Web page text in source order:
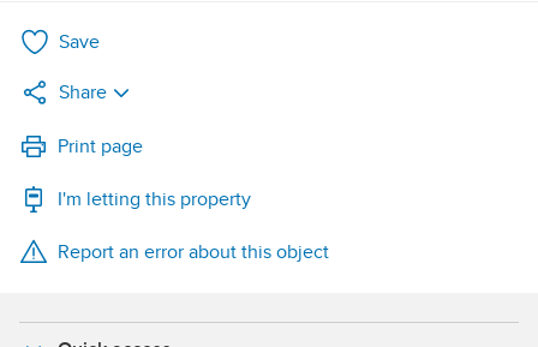
Save
Share
LinkedIn
WhatsApp
X
Print page
I'm letting this property
Report an error about this object